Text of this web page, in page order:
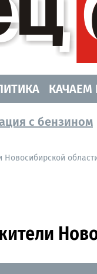
КАЧАЕМ
с бензином